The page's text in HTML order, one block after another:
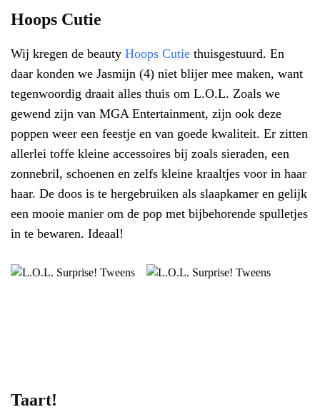
Hoops Cutie
Wij kregen de beauty Hoops Cutie thuisgestuurd. En
daar konden we Jasmijn (4) niet blijer mee maken, want
tegenwoordig draait alles thuis om L.O.L. Zoals we
gewend zijn van MGA Entertainment, zijn ook deze
poppen weer een feestje en van goede kwaliteit. Er zitten
allerlei toffe kleine accessoires bij zoals sieraden, een
zonnebril, schoenen en zelfs kleine kraaltjes voor in haar
haar. De doos is te hergebruiken als slaapkamer en gelijk
een mooie manier om de pop met bijbehorende spulletjes
in te bewaren. Ideaal!
Taart!